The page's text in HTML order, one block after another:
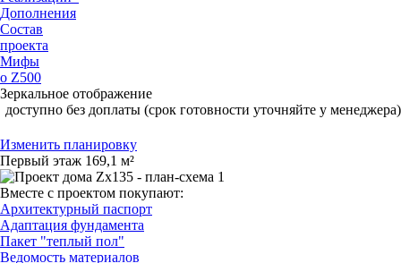
Дополнения
Состав
проекта
Мифы
о Z500
Зеркальное отображение
доступно без доплаты (срок готовности уточняйте у менеджера)
Изменить планировку
Первый этаж 169,1 м²
Вместе с проектом покупают:
Архитектурный паспорт
Адаптация фундамента
Пакет "теплый пол"
Ведомость материалов